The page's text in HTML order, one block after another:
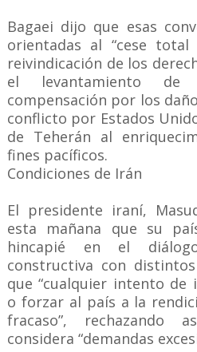
Bagaei dijo que esas
orientadas al “cese
reivindicación de los
el levantamiento de
compensación por los
conflicto por Estados
de Teherán al
fines pacíficos.
Condiciones de Irán
El presidente iraní,
esta mañana que su
hincapié en el
constructiva con
que “cualquier intento de
o forzar al país a la
fracaso”, rechazando
considera “demandas